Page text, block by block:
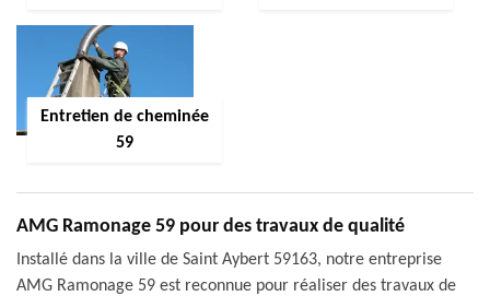
Entretien de cheminée
59
AMG Ramonage 59 pour des travaux de qualité
Installé dans la ville de Saint Aybert 59163, notre entreprise
AMG Ramonage 59 est reconnue pour réaliser des travaux de